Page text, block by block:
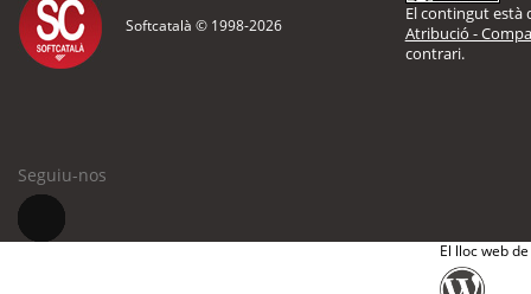
Softcatalà © 1998-2026
El contingut està
Atribució -
contrari.
Seguiu-nos
El lloc web